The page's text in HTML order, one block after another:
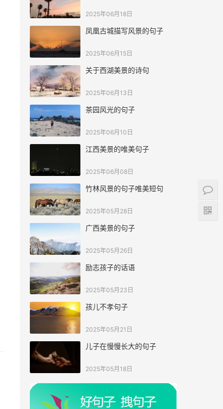
2025年06月18日
凤凰古城描写风景的句子
2025年06月15日
关于西湖美景的诗句
2025年06月13日
茶园风光的句子
2025年06月10日
江西美景的唯美句子
2025年06月08日
竹林风景的句子唯美短句
2025年05月28日
广西美景的句子
2025年05月26日
励志孩子的话语
2025年05月23日
孩儿不孝句子
2025年05月21日
儿子在慢慢长大的句子
2025年05月18日